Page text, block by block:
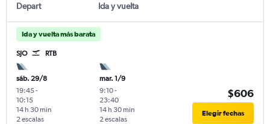
Depart Ida y vuelta
Ida y vuelta más barata
SJO RTB
sáb. 29/8
19:45-
10:15
2 escalas
14 h 30 min
mar. 1/9
9:10-
23:40
2 escalas
14 h 30 min
$606
Elegir fechas